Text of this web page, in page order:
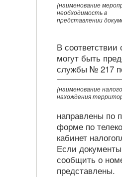
(наименование
необходимость в
представлении
В
могут быть
службы № 217
(наименование
нахождения
направлены по
форме по
кабинет
Если
сообщить о
представлены.